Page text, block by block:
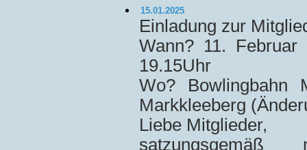
15.01.2025
Einladung zur
Wann? 11.
19.15Uhr
Wo? Bowlingbahn
Markkleeberg
Liebe Mitglieder,